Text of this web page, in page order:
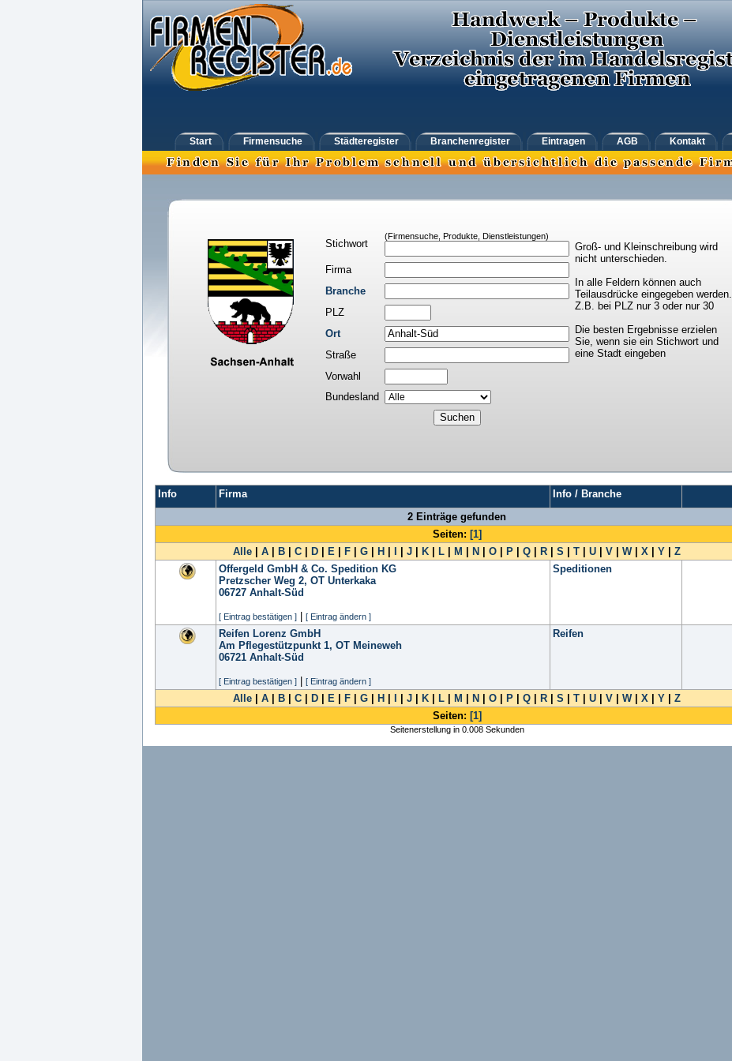
Start Firmensuche Städteregister Branchenregister Eintragen AGB Kontakt
Stichwort
(Firmensuche, Produkte, Dienstleistungen)
Groß- und Kleinschreibung wird
nicht unterschieden.
In alle Feldern können auch
Teilausdrücke eingegeben werden.
Z.B. bei PLZ nur 3 oder nur 30
Die besten Ergebnisse erzielen
Sie, wenn sie ein Stichwort und
eine Stadt eingeben
Firma
Branche
PLZ
Ort
Straße
Vorwahl
Bundesland
Info Firma
Info / Branche
2 Einträge gefunden
Seiten: [1]
Alle
A B C D E F G H J K L M N O P Q R S T U V W| X Y
Z
Offergeld GmbH & Co. Spedition KG
Pretzscher Weg 2, OT Unterkaka
06727 Anhalt-Süd
[ Eintrag bestätigen ] [ Eintrag ändern ]
Speditionen
Reifen Lorenz GmbH
Am Pflegestützpunkt 1, OT Meineweh
06721 Anhalt-Süd
[ Eintrag bestätigen ] [ Eintrag ändern ]
Reifen
Alle A B C D E F G H J K L M N O P Q R S T U V W| X Y
Z
Seiten: [1]
Seitenerstellung in 0.008 Sekunden